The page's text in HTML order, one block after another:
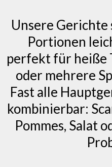
Unsere
Portionen
perfekt für heiße
oder mehrere
Fast alle
kombinierbar:
Pommes, Salat